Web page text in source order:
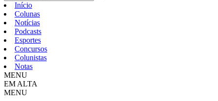
Início
Colunas
Notícias
Podcasts
Esportes
Concursos
Colunistas
Notas
MENU
EM ALTA
MENU